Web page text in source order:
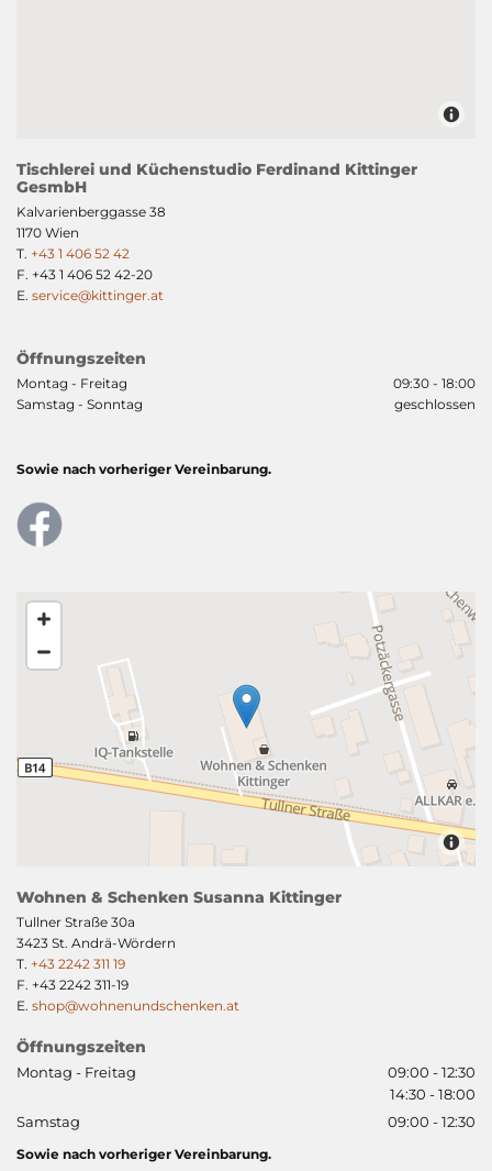
Tischlerei und Küchenstudio Ferdinand Kittinger
GesmbH
Kalvarienberggasse 38
1170 Wien
T. +43 1 406 52 42
F. +43 1 406 52 42-20
E. service@kittinger.at
Öffnungszeiten
Montag - Freitag
09:30 - 18:00
Samstag - Sonntag
geschlossen
Sowie nach vorheriger Vereinbarung.
Wohnen & Schenken Susanna Kittinger
Tullner Straße 30a
3423 St. Andrä-Wördern
T. +43 2242 311 19
F. +43 2242 311-19
E. shop@wohnenundschenken.at
Öffnungszeiten
Montag - Freitag
09:00 - 12:30
14:30 - 18:00
Samstag
09:00 - 12:30
Sowie nach vorheriger Vereinbarung.